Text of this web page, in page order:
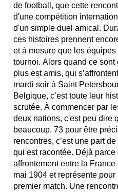
de football, que cette
d'une compétition
d'un simple duel amical.
ces histoires prennent
et à mesure que les
tournoi. Alors quand ce
plus est amis, qui
mardi soir à Saint
Belgique, c’est toute leur
scrutée. À commencer par
deux nations, c'est peu dire
beaucoup. 73 pour être
rencontres, c’est une part
qui est racontée. Déjà parce
affrontement entre la
mai 1904 et représente
premier match. Une